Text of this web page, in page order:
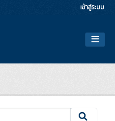
เข้าสู่ระบบ